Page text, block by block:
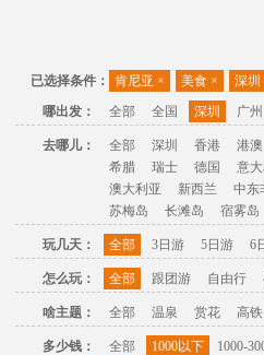
已选择条件： 肯尼亚 × 美食 × 深圳
哪出发：
全部 全国 深圳 广州
去哪儿： 全部 深圳 香港 港澳
希腊
瑞士 德国 意大
澳大利亚
新西兰 中东
苏梅岛
长滩岛 宿雾岛
玩几天： 全部 3日游 5日游 6
怎么玩： 全部 跟团游 自由行
啥主题： 全部 温泉 赏花 高铁
多少钱： 全部 1000以下 1000-